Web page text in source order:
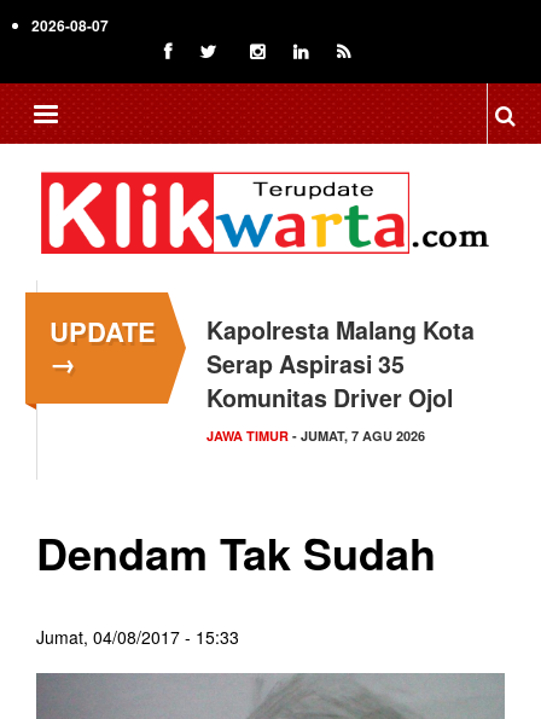
to
content
2026-08-07
UPDATE
→
Kapolresta Malang Kota
Serap Aspirasi 35
Komunitas Driver Ojol
JAWA TIMUR - JUMAT, 7 AGU 2026
Dendam Tak Sudah
Jumat, 04/08/2017 - 15:33